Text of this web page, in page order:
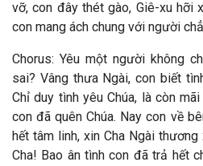
vỡ, con đây thét gào, Giê-xu hỡi
con mang ách chung với người
Chorus: Yêu một người không
sai? Vâng thưa Ngài, con biết
Chỉ duy tình yêu Chúa, là còn
con đã quên Chúa. Nay con về
hết tâm linh, xin Cha Ngài
Cha! Bao ân tình con đã trả hết